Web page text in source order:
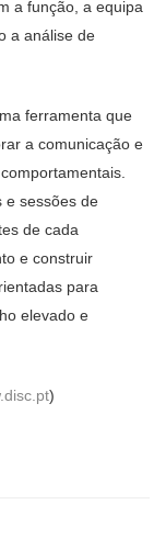
a função, a equipa
a análise de
ferramenta que
a comunicação e
e sessões de
de cada
e construir
para
elevado e
)